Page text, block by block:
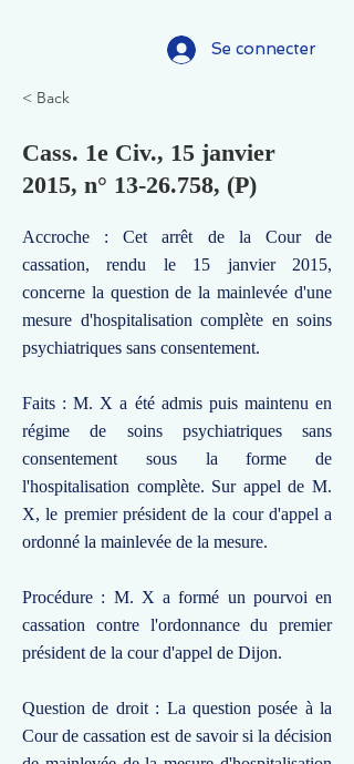
Se connecter
< Back
Cass. 1e Civ., 15 janvier
2015, n° 13-26.758, (P)
Accroche : Cet arrêt de la Cour de
cassation, rendu le 15 janvier 2015,
concerne la question de la mainlevée d'une
mesure d'hospitalisation complète en soins
psychiatriques sans consentement.
Faits : M. X a été admis puis maintenu en
régime de soins psychiatriques sans
consentement sous la forme de
l'hospitalisation complète. Sur appel de M.
X, le premier président de la cour d'appel a
ordonné la mainlevée de la mesure.
Procédure : M. X a formé un pourvoi en
cassation contre l'ordonnance du premier
président de la cour d'appel de Dijon.
Question de droit : La question posée à la
Cour de cassation est de savoir si la décision